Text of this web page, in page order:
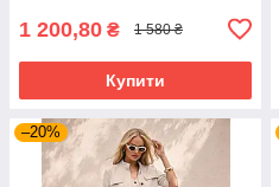
1 200,80 ₴ 1 580 ₴
Купити
–20%